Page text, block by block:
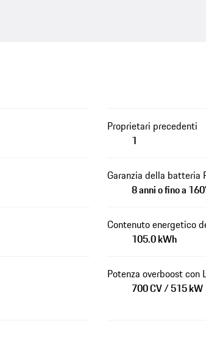
Proprietari precedenti
1
Garanzia della batteria
8 anni o fino a
Contenuto energetico
105.0 kWh
Potenza overboost con
700 CV / 515 kW